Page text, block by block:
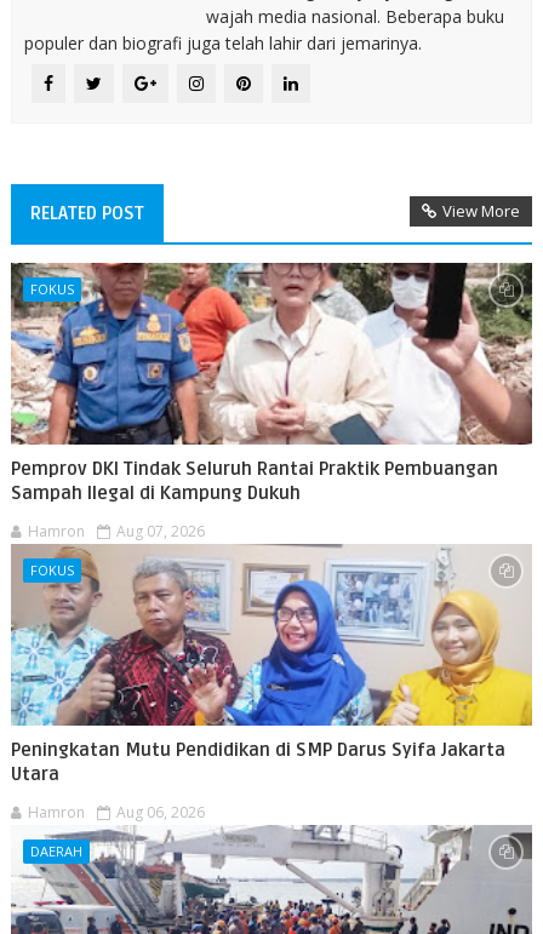
wajah media nasional. Beberapa buku
populer dan biografi juga telah lahir dari jemarinya.
RELATED POST View More
FOKUS
Pemprov DKI Tindak Seluruh Rantai Praktik Pembuangan
Sampah Ilegal di Kampung Dukuh
Hamron Aug 07, 2026
FOKUS
Peningkatan Mutu Pendidikan di SMP Darus Syifa Jakarta
Utara
Hamron Aug 06, 2026
DAERAH